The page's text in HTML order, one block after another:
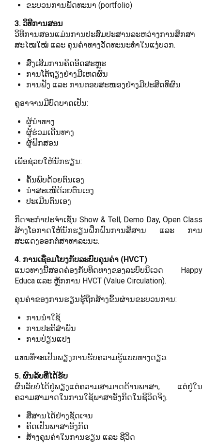
ຂະບວນການພັດທະນາ (portfolio)
3. ວິທີການສອນ
ວິທີການສອນແມ່ນການປະສົມປະສານລະຫວ່າງການສຶກສາ
ສະໄໝໃໝ່ ແລະ ຄຸນຄ່າທາງວັດທະນະທຳໃນແງ່ບວກ.
ສົ່ງເສີມການຄິດອິດສະຫຼະ
ການໂຕ້ຖຽງຢ່າງມີເຫດຜົນ
ການຟັງ ແລະ ການຕອບສະໜອງຢ່າງມີປະສິດທິຜົນ
ຄູອາຈານມີບົດບາດເປັນ:
ຜູ້ນຳທາງ
ຜູ້ຮ່ວມເດີນທາງ
ຜູ້ຝຶກສອນ
ເພື່ອຊ່ວຍໃຫ້ນັກຮຽນ:
ຄົ້ນພົບດ້ວຍຕົນເອງ
ນຳສະເໜີດ້ວຍຕົນເອງ
ປະເມີນຕົນເອງ
ກິດຈະກຳປະຈຳເຊັ່ນ Show & Tell, Demo Day, Open Class
ສ້າງໂອກາດໃຫ້ນັກຮຽນຝຶກຝົນການສື່ສານ ແລະ ການ
ສະແດງອອກຕໍ່ສາທາລະນະ.
4. ການເຊື່ອມໂຍງກັບລະບົບຄຸນຄ່າ (HVCT)
ແນວທາງນີ້ສອດຄ່ອງກັບທິດທາງຂອງລະບົບນິເວດ Happy
Educa ແລະ ຫຼັກການ HVCT (Value Circulation).
ຄຸນຄ່າຂອງການຮຽນຮູ້ຖືກສ້າງຂຶ້ນຜ່ານຂະບວນການ:
ການນຳໃຊ້
ການປະຕິສຳພັນ
ການປ່ຽນແປງ
ແທນທີ່ຈະເປັນພຽງການຮັບຄວາມຮູ້ແບບທາງດຽວ.
5. ຜົນລັບທີ່ໄດ້ຮັບ
ຜົນລັບບໍ່ໄດ້ຢູ່ພຽງແຕ່ຄວາມສາມາດດ້ານພາສາ, ແຕ່ຢູ່ໃນ
ຄວາມສາມາດໃນການໃຊ້ພາສາອັງກິດໃນຊີວິດຈິງ.
ສື່ສານໄດ້ຢ່າງຊັດເຈນ
ຄິດເປັນພາສາອັງກິດ
ສ້າງຄຸນຄ່າໃນການຮຽນ ແລະ ຊີວິດ